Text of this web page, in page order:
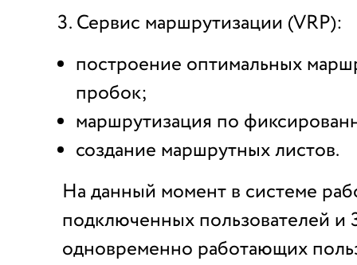
Сервис маршрутизации (VRP):
построение оптимальных
пробок;
маршрутизация по
создание маршрутных листов.
На данный момент в системе
подключенных пользователей и
одновременно работающих